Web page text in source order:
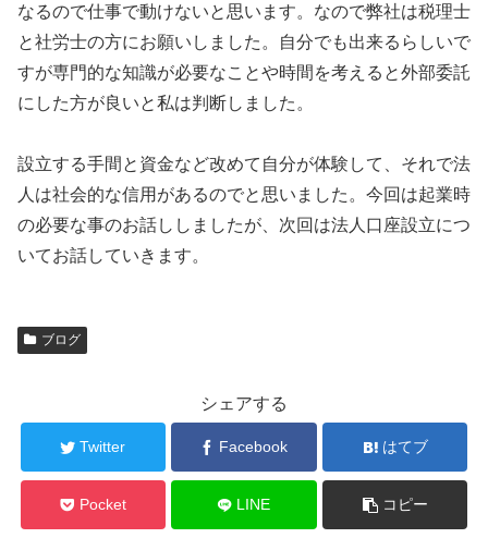
なるので仕事で動けないと思います。なので弊社は税理士
と社労士の方にお願いしました。自分でも出来るらしいで
すが専門的な知識が必要なことや時間を考えると外部委託
にした方が良いと私は判断しました。
設立する手間と資金など改めて自分が体験して、それで法
人は社会的な信用があるのでと思いました。今回は起業時
の必要な事のお話ししましたが、次回は法人口座設立につ
いてお話していきます。
ブログ
シェアする
Twitter Facebook はてブ
Pocket LINE コピー